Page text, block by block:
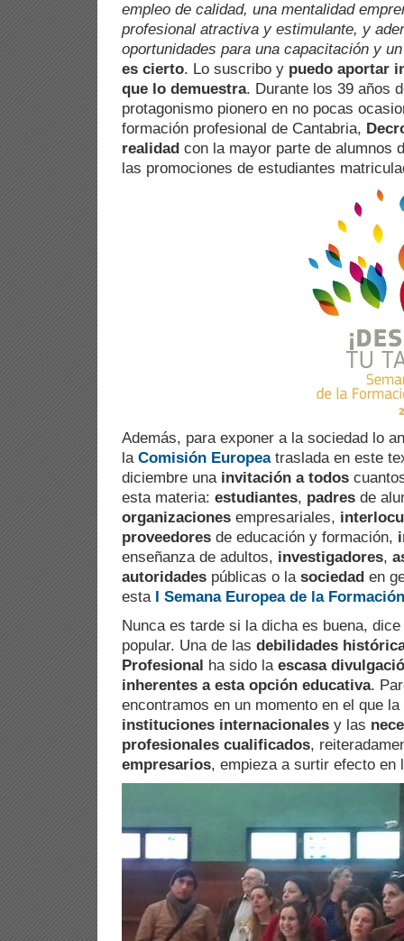
empleo de calidad, una mentalidad
profesional atractiva y estimulante, y
oportunidades para una capacitación y
es cierto. Lo suscribo y puedo aportar
que lo demuestra. Durante los 39 años
protagonismo pionero en no pocas
formación profesional de Cantabria,
realidad con la mayor parte de alumnos
las promociones de estudiantes
Además, para exponer a la sociedad lo
la Comisión Europeatraslada en este
diciembre una invitación a todos
esta materia: estudiantes, padres de
organizaciones empresariales,
proveedores de educación y formación,
enseñanza de adultos, investigadores,
autoridades públicas o la sociedad en
esta I Semana Europea de la
Nunca es tarde si la dicha es buena,
popular. Una de las debilidades
Profesional ha sido la escasa
inherentes a esta opción educativa.
encontramos en un momento en el que la
instituciones internacionales y las
profesionales cualificados,
empresarios, empieza a surtir efecto en